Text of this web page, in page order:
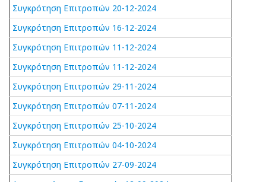
Συγκρότηση Επιτροπών 20-12-2024
Συγκρότηση Επιτροπών 16-12-2024
Συγκρότηση Επιτροπών 11-12-2024
Συγκρότηση Επιτροπών 11-12-2024
Συγκρότηση Επιτροπών 29-11-2024
Συγκρότηση Επιτροπών 07-11-2024
Συγκρότηση Επιτροπών 25-10-2024
Συγκρότηση Επιτροπών 04-10-2024
Συγκρότηση Επιτροπών 27-09-2024